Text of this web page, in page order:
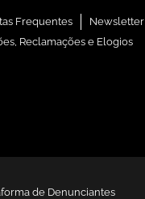
Frequentes
Newsletter
Reclamações e Elogios
de Denunciantes